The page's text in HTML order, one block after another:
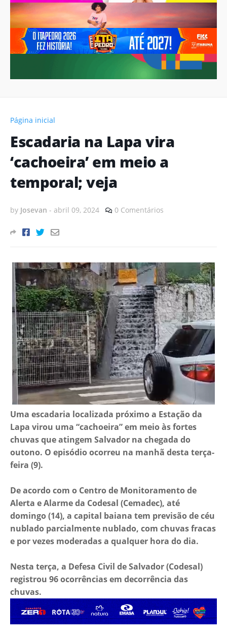
Página inicial
Escadaria na Lapa vira
‘cachoeira’ em meio a
temporal; veja
by Josevan - abril 09, 2024 0 Comentários
Uma escadaria localizada próximo a Estação da
Lapa virou uma “cachoeira” em meio às fortes
chuvas que atingem Salvador na chegada do
outono. O episódio ocorreu na manhã desta terça-
feira (9).
De acordo com o Centro de Monitoramento de
Alerta e Alarme da Codesal (Cemadec), até
domingo (14), a capital baiana tem previsão de céu
nublado parcialmente nublado, com chuvas fracas
e por vezes moderadas a qualquer hora do dia.
Nesta terça, a Defesa Civil de Salvador (Codesal)
registrou 96 ocorrências em decorrência das
chuvas.